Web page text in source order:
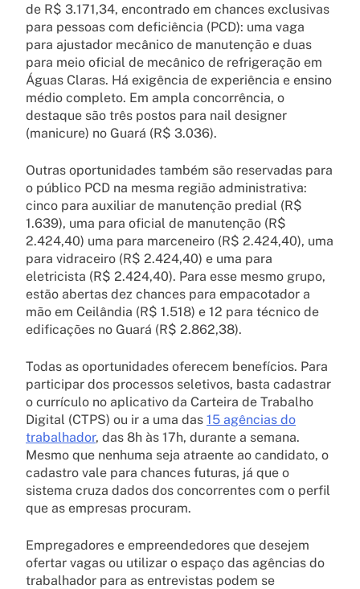
de R$ 3.171,34, encontrado em chances exclusivas
para pessoas com deficiência (PCD): uma vaga
para ajustador mecânico de manutenção e duas
para meio oficial de mecânico de refrigeração em
Águas Claras. Há exigência de experiência e ensino
médio completo. Em ampla concorrência, o
destaque são três postos para nail designer
(manicure) no Guará (R$ 3.036).
Outras oportunidades também são reservadas para
o público PCD na mesma região administrativa:
cinco para auxiliar de manutenção predial (R$
1.639), uma para oficial de manutenção (R$
2.424,40) uma para marceneiro (R$ 2.424,40), uma
para vidraceiro (R$ 2.424,40) e uma para
eletricista (R$ 2.424,40). Para esse mesmo grupo,
estão abertas dez chances para empacotador a
mão em Ceilândia (R$ 1.518) e 12 para técnico de
edificações no Guará (R$ 2.862,38).
Todas as oportunidades oferecem benefícios. Para
participar dos processos seletivos, basta cadastrar
o currículo no aplicativo da Carteira de Trabalho
Digital (CTPS) ou ir a uma das 15 agências do
trabalhador, das 8h às 17h, durante a semana.
Mesmo que nenhuma seja atraente ao candidato, o
cadastro vale para chances futuras, já que o
sistema cruza dados dos concorrentes com o perfil
que as empresas procuram.
Empregadores e empreendedores que desejem
ofertar vagas ou utilizar o espaço das agências do
trabalhador para as entrevistas podem se